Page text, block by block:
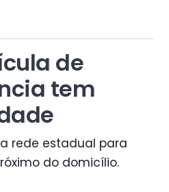
de
tem
rede estadual para
do domicílio.